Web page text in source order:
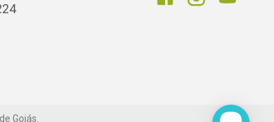
Goiás.